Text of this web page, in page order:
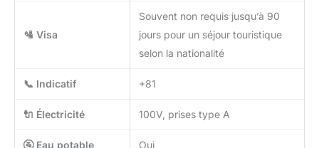
🛂 Visa
Souvent non requis jusqu’à 90
jours pour un séjour touristique
selon la nationalité
📞 Indicatif +81
🔌 Électricité 100V, prises type A
🚰 Eau potable Oui